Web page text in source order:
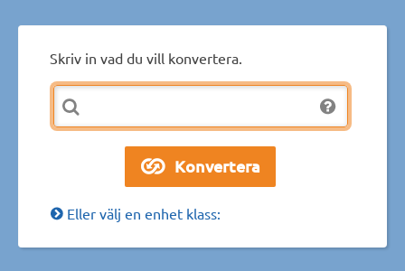
Skriv in vad du vill konvertera.
Eller välj en enhet klass: